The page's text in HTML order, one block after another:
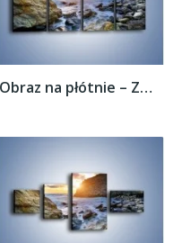
Obraz na płótnie – Zakaz kąpieli –...